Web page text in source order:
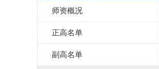
师资概况
正高名单
副高名单